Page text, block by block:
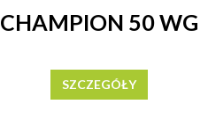
CHAMPION 50 WG
SZCZEGÓŁY